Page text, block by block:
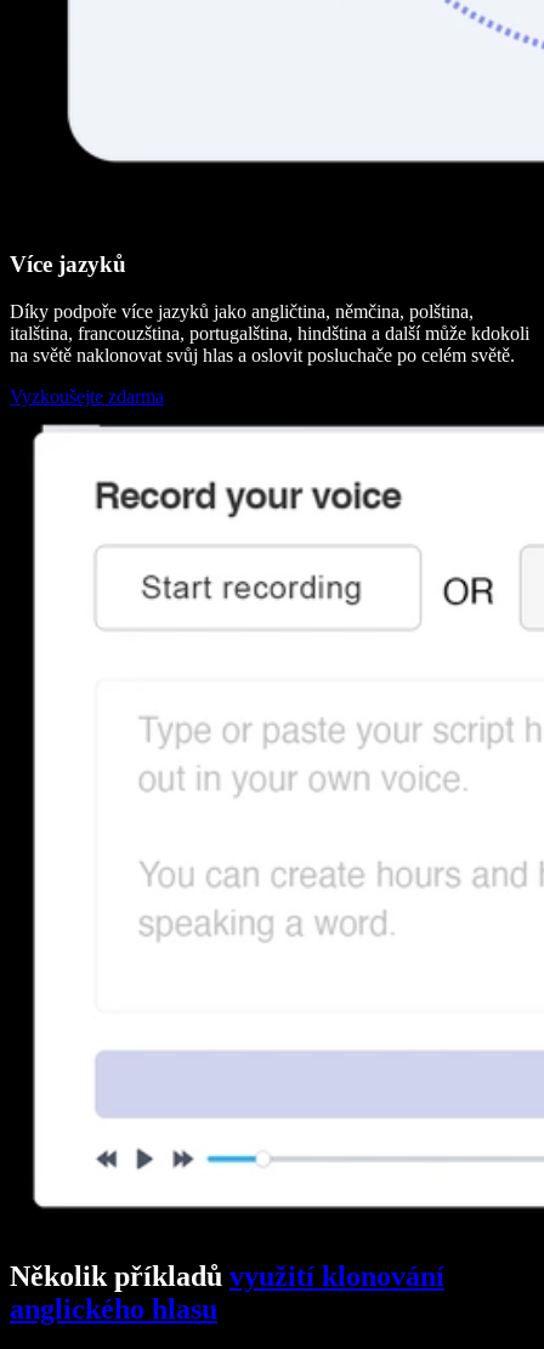
Více jazyků
Díky podpoře více jazyků jako angličtina, němčina, polština,
italština, francouzština, portugalština, hindština a další může kdokoli
na světě naklonovat svůj hlas a oslovit posluchače po celém světě.
Vyzkoušejte zdarma
Několik příkladů využití klonování
anglického hlasu